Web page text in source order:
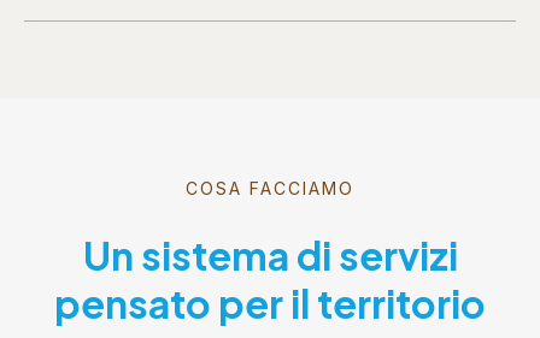
COSA FACCIAMO
Un sistema di servizi
pensato per il territorio